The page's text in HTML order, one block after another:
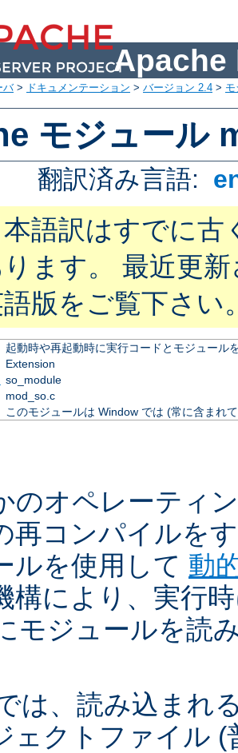
Apache
バ> ドキュメンテーション > バージョン 2.4 >
モジュール
翻訳済み言語:
語訳はすでに古
ます。 最近更
版をご覧下さい
起動時や再起動時に実行コードとモジュール
Extension
so_module
mod_so.c
このモジュールは Window では (常に含まれ
のオペレーティ
再コンパイルを
ルを使用して 動
構により、実行
モジュールを読
は、読み込まれ
ェクトファイル